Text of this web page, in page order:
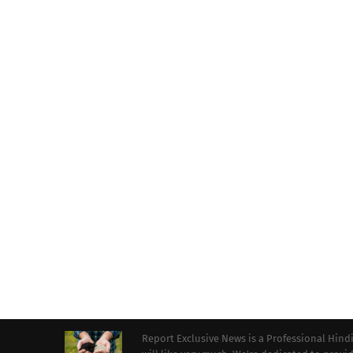
Report Exclusive News is a Professional